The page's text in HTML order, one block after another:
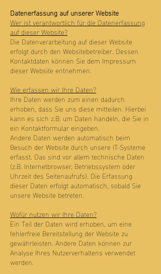
Datenerfassung auf unserer Website
Wer ist verantwortlich für die Datenerfassung
auf dieser Website?
Die Datenverarbeitung auf dieser Website
erfolgt durch den Websitebetreiber. Dessen
Kontaktdaten können Sie dem Impressum
dieser Website entnehmen.
Wie erfassen wir Ihre Daten?
Ihre Daten werden zum einen dadurch
erhoben, dass Sie uns diese mitteilen. Hierbei
kann es sich z.B. um Daten handeln, die Sie in
ein Kontaktformular eingeben.
Andere Daten werden automatisch beim
Besuch der Website durch unsere IT-Systeme
erfasst. Das sind vor allem technische Daten
(z.B. Internetbrowser, Betriebssystem oder
Uhrzeit des Seitenaufrufs). Die Erfassung
dieser Daten erfolgt automatisch, sobald Sie
unsere Website betreten.
Wofür nutzen wir Ihre Daten?
Ein Teil der Daten wird erhoben, um eine
fehlerfreie Bereitstellung der Website zu
gewährleisten. Andere Daten können zur
Analyse Ihres Nutzerverhaltens verwendet
werden.